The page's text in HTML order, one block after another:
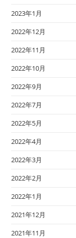
2023年1月
2022年12月
2022年11月
2022年10月
2022年9月
2022年7月
2022年5月
2022年4月
2022年3月
2022年2月
2022年1月
2021年12月
2021年11月